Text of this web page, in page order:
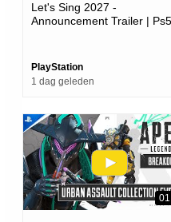
Let's Sing 2027 -
Announcement Trailer | Ps5
PlayStation
1 dag geleden